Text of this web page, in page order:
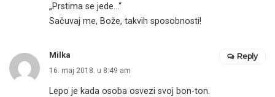
„Prstima se jede…“
Sačuvaj me, Bože, takvih sposobnosti!
Milka
16. maj 2018. u 8:49 am
Lepo je kada osoba osvezi svoj bon-ton.
Reply